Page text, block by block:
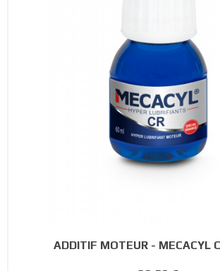
ADDITIF MOTEUR - MECACYL